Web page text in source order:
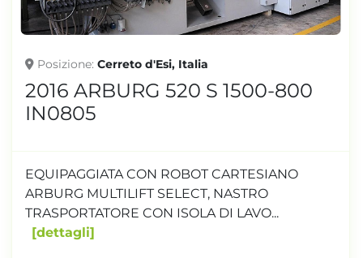
Posizione Cerreto d'Esi, Italia
2016 ARBURG 520 S 1500-800
IN0805
EQUIPAGGIATA CON ROBOT CARTESIANO
ARBURG MULTILIFT SELECT, NASTRO
TRASPORTATORE CON ISOLA DI LAVO...
dettagli